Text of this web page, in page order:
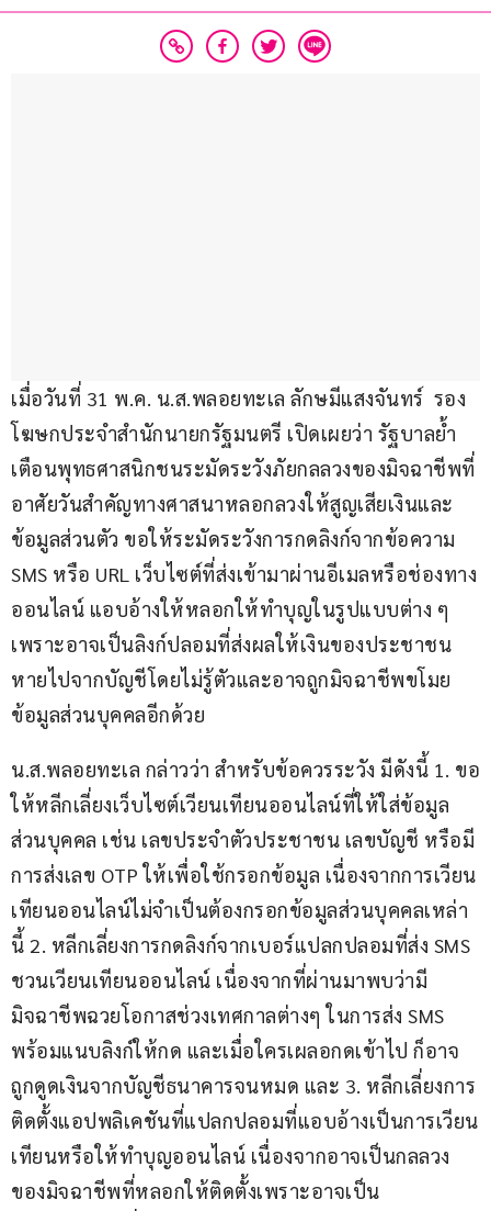
เมื่อวันที่ 31 พ.ค. น.ส.พลอยทะเล ลักษมีแสงจันทร์  รอง
โฆษกประจำสำนักนายกรัฐมนตรี เปิดเผยว่า รัฐบาลย้ำ
เตือนพุทธศาสนิกชนระมัดระวังภัยกลลวงของมิจฉาชีพที่
อาศัยวันสำคัญทางศาสนาหลอกลวงให้สูญเสียเงินและ
ข้อมูลส่วนตัว ขอให้ระมัดระวังการกดลิงก์จากข้อความ
SMS หรือ URL เว็บไซต์ที่ส่งเข้ามาผ่านอีเมลหรือช่องทาง
ออนไลน์ แอบอ้างให้หลอกให้ทำบุญในรูปแบบต่าง ๆ
เพราะอาจเป็นลิงก์ปลอมที่ส่งผลให้เงินของประชาชน
หายไปจากบัญชีโดยไม่รู้ตัวและอาจถูกมิจฉาชีพขโมย
ข้อมูลส่วนบุคคลอีกด้วย
น.ส.พลอยทะเล กล่าวว่า สำหรับข้อควรระวัง มีดังนี้ 1. ขอ
ให้หลีกเลี่ยงเว็บไซต์เวียนเทียนออนไลน์ที่ให้ใส่ข้อมูล
ส่วนบุคคล เช่น เลขประจำตัวประชาชน เลขบัญชี หรือมี
การส่งเลข OTP ให้เพื่อใช้กรอกข้อมูล เนื่องจากการเวียน
เทียนออนไลน์ไม่จำเป็นต้องกรอกข้อมูลส่วนบุคคลเหล่า
นี้ 2. หลีกเลี่ยงการกดลิงก์จากเบอร์แปลกปลอมที่ส่ง SMS
ชวนเวียนเทียนออนไลน์ เนื่องจากที่ผ่านมาพบว่ามี
มิจฉาชีพฉวยโอกาสช่วงเทศกาลต่างๆ ในการส่ง SMS
พร้อมแนบลิงก์ให้กด และเมื่อใครเผลอกดเข้าไป ก็อาจ
ถูกดูดเงินจากบัญชีธนาคารจนหมด และ 3. หลีกเลี่ยงการ
ติดตั้งแอปพลิเคชันที่แปลกปลอมที่แอบอ้างเป็นการเวียน
เทียนหรือให้ทำบุญออนไลน์ เนื่องจากอาจเป็นกลลวง
ของมิจฉาชีพที่หลอกให้ติดตั้งเพราะอาจเป็น